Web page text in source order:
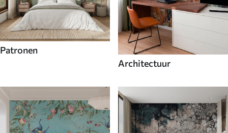
Patronen
Architectuur